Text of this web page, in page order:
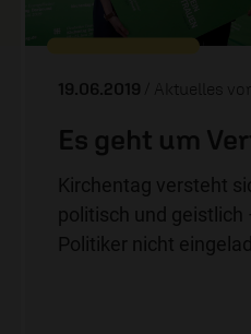
19.06.2019 / Aktuelles
Es geht um
Kirchentag versteht
politisch und geistlich
Politiker nicht